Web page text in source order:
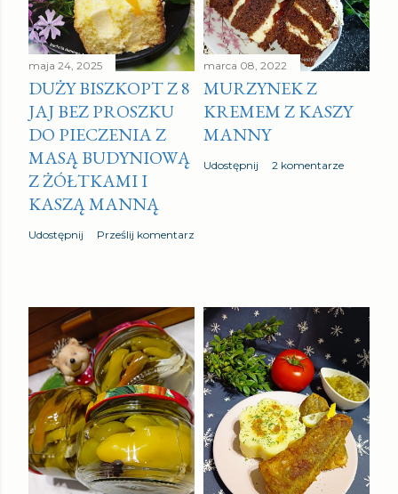
maja 24, 2025
DUŻY BISZKOPT Z 8
JAJ BEZ PROSZKU
DO PIECZENIA Z
MASĄ BUDYNIOWĄ
Z ŻÓŁTKAMI I
KASZĄ MANNĄ
Udostępnij Prześlij komentarz
marca 08, 2022
MURZYNEK Z
KREMEM Z KASZY
MANNY
Udostępnij 2 komentarze